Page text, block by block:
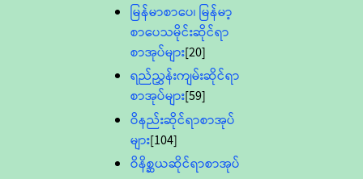
မြန်မာစာပေ၊ မြန်မာ့
စာပေသမိုင်းဆိုင်ရာ
စာအုပ်များ[20]
ရည်ညွှန်းကျမ်းဆိုင်ရာ
စာအုပ်များ[59]
ဝိနည်းဆိုင်ရာစာအုပ်
များ[104]
ဝိနိစ္ဆယဆိုင်ရာစာအုပ်